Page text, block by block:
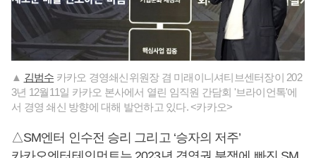
▲ 김범수 카카오 경영쇄신위원장 겸 미래이니셔티브센터장이 202
3년 12월11일 카카오 본사에서 열린 임직원 간담회 '브라이언톡'에
서 경영 쇄신 방향에 대해 발언하고 있다. <카카오>
△SM엔터 인수전 승리 그리고 ‘승자의 저주’